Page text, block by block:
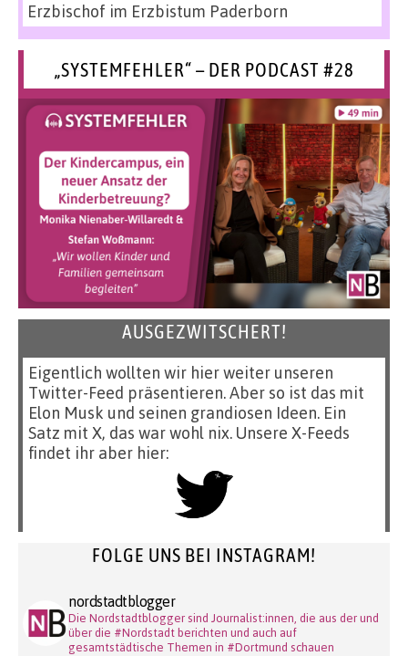
Erzbischof im Erzbistum Paderborn
„SYSTEMFEHLER“ – DER PODCAST #28
AUSGEZWITSCHERT!
Eigentlich wollten wir hier weiter unseren
Twitter-Feed präsentieren. Aber so ist das mit
Elon Musk und seinen grandiosen Ideen. Ein
Satz mit X, das war wohl nix. Unsere X-Feeds
findet ihr aber hier:
FOLGE UNS BEI INSTAGRAM!
nordstadtblogger
Die Nordstadtblogger sind Journalist:innen, die aus der und
über die #Nordstadt berichten und auch auf
gesamtstädtische Themen in #Dortmund schauen